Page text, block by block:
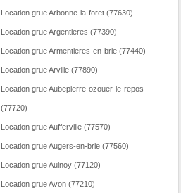
Location grue Arbonne-la-foret (77630)
Location grue Argentieres (77390)
Location grue Armentieres-en-brie (77440)
Location grue Arville (77890)
Location grue Aubepierre-ozouer-le-repos
(77720)
Location grue Aufferville (77570)
Location grue Augers-en-brie (77560)
Location grue Aulnoy (77120)
Location grue Avon (77210)